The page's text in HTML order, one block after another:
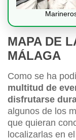
MAPA DE
MÁLAGA
Como se ha
multitud de
disfrutarse
algunos de los
que quieran
localizarlas en